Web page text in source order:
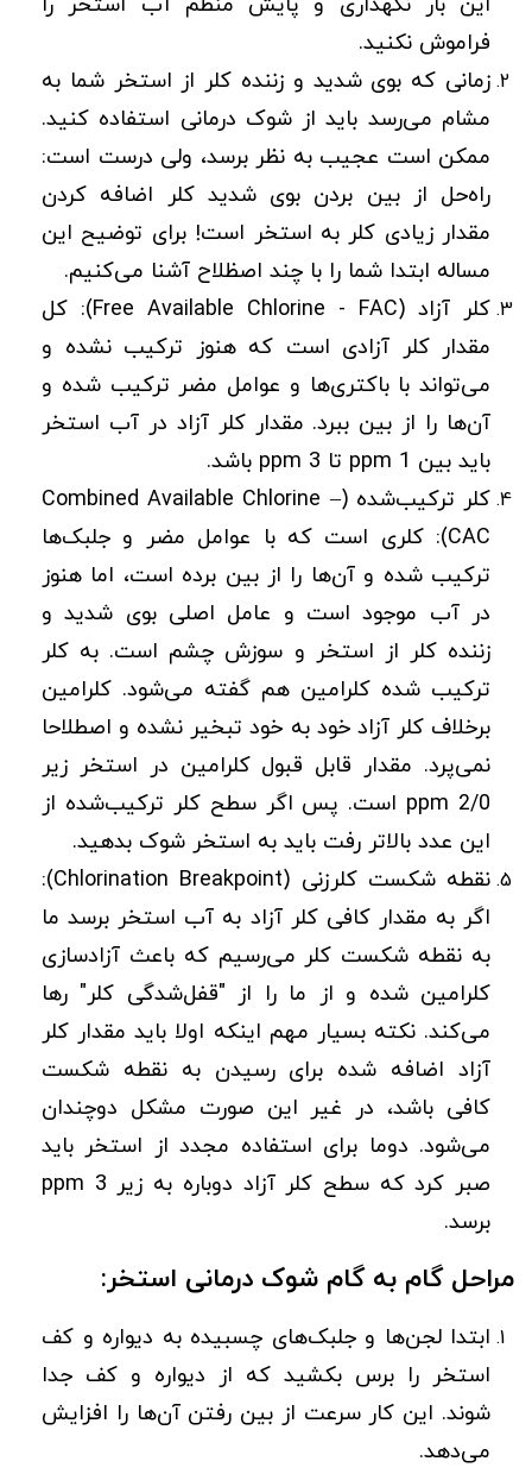
فراموش نکنید.
زمانی که بوی شدید و زننده کلر از استخر شما به
مشام می‌رسد باید از شوک درمانی استفاده کنید.
ممکن است عجیب به نظر برسد، ولی درست است:
راه‌حل از بین بردن بوی شدید کلر اضافه کردن
مقدار زیادی کلر به استخر است! برای توضیح این
مساله ابتدا شما را با چند اصظلاح آشنا می‌کنیم.
کلر آزاد (Free Available Chlorine - FAC): کل
مقدار کلر آزادی است که هنوز ترکیب نشده و
می‌تواند با باکتری‌ها و عوامل مضر ترکیب شده و
آن‌ها را از بین ببرد. مقدار کلر آزاد در آب استخر
باید بین ppm 1 تا ppm 3 باشد.
کلر ترکیب‌شده (Combined Available Chlorine –
CAC): کلری است که با عوامل مضر و جلبک‌ها
ترکیب شده و آن‌ها را از بین برده است، اما هنوز
در آب موجود است و عامل اصلی بوی شدید و
زننده کلر از استخر و سوزش چشم است. به کلر
ترکیب شده کلرامین هم گفته می‌شود. کلرامین
برخلاف کلر آزاد خود به خود تبخیر نشده و اصطلاحا
نمی‌پرد. مقدار قابل قبول کلرامین در استخر زیر
ppm 2/0 است. پس اگر سطح کلر ترکیب‌شده از
این عدد بالاتر رفت باید به استخر شوک بدهید.
نقطه شکست کلرزنی (Chlorination Breakpoint):
اگر به مقدار کافی کلر آزاد به آب استخر برسد ما
به نقطه شکست کلر می‌رسیم که باعث آزادسازی
کلرامین شده و از ما را از "قفل‌شدگی کلر" رها
می‌کند. نکته بسیار مهم اینکه اولا باید مقدار کلر
آزاد اضافه شده برای رسیدن به نقطه شکست
کافی باشد، در غیر این صورت مشکل دوچندان
می‌شود. دوما برای استفاده مجدد از استخر باید
صبر کرد که سطح کلر آزاد دوباره به زیر ppm 3
برسد.
مراحل گام به گام شوک درمانی استخر:
ابتدا لجن‌ها و جلبک‌های چسبیده به دیواره و کف
استخر را برس بکشید که از دیواره و کف جدا
شوند. این کار سرعت از بین رفتن آن‌ها را افزایش
می‌دهد.